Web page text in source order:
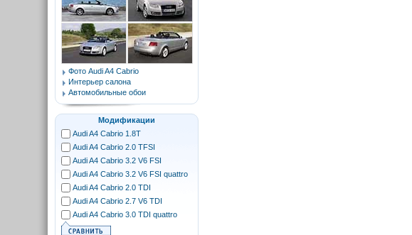
Фото Audi A4 Cabrio
Интерьер салона
Автомобильные обои
Модификации
Audi A4 Cabrio 1.8T
Audi A4 Cabrio 2.0 TFSI
Audi A4 Cabrio 3.2 V6 FSI
Audi A4 Cabrio 3.2 V6 FSI quattro
Audi A4 Cabrio 2.0 TDI
Audi A4 Cabrio 2.7 V6 TDI
Audi A4 Cabrio 3.0 TDI quattro